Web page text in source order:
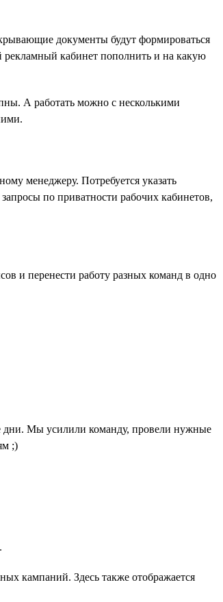
документы будут формироваться
рекламный кабинет пополнить и на какую
А работать можно с несколькими
менеджеру. Потребуется указать
по приватности рабочих кабинетов,
и перенести работу разных команд в одно
дни. Мы усилили команду, провели нужные
;)
.
кампаний. Здесь также отображается